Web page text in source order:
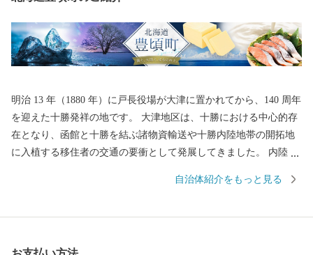
明治 13 年（1880 年）に戸長役場が大津に置かれてから、140 周年
を迎えた十勝発祥の地です。 大津地区は、十勝における中心的存
在となり、函館と十勝を結ぶ諸物資輸送や十勝内陸地帯の開拓地
に入植する移住者の交通の要衝として発展してきました。 内陸部
は二宮尊親率いる福島県人が二宮農場を開墾しています。二宮尊
自治体紹介をもっと見る